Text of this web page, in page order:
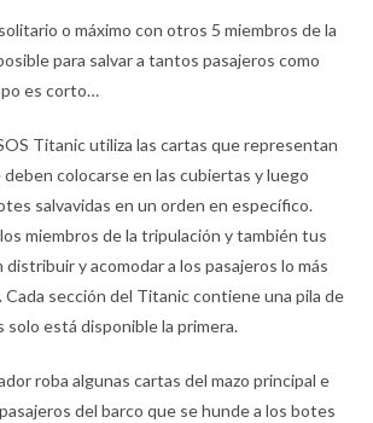
o máximo con otros 5 miembros de la
para salvar a tantos pasajeros como
es corto…
Titanic utiliza las cartas que representan
deben colocarse en las cubiertas y luego
salvavidas en un orden en específico.
miembros de la tripulación y también tus
y acomodar a los pasajeros lo más
Cada sección del Titanic contiene una pila de
solo está disponible la primera.
roba algunas cartas del mazo principal e
del barco que se hunde a los botes